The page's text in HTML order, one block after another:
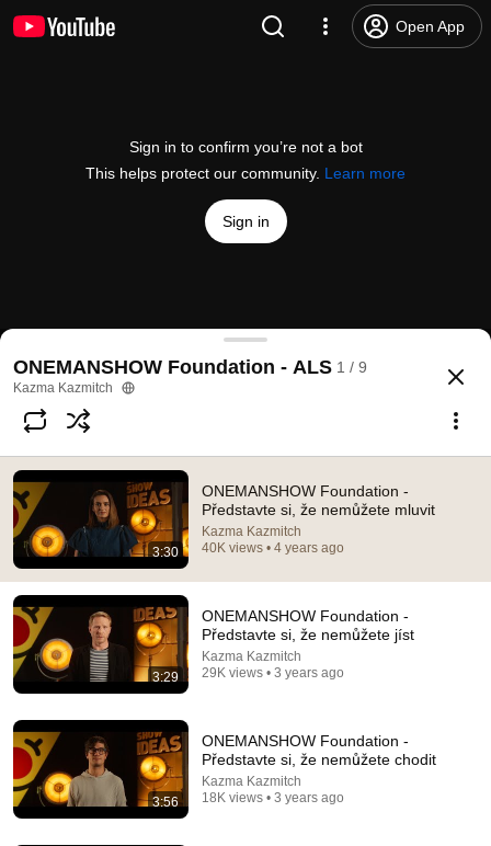
Open App
Sign in to confirm you’re not a bot
This helps protect our community. Learn more
Sign in
ONEMANSHOW Foundation - Představte si, že
@Kazmitch 2K likes
Subscribe
Comments 57
Comment...
ONEMANSHOW Foundation - ALS 1 / 9
Kazma Kazmitch
3:30
ONEMANSHOW Foundation -
Představte si, že nemůžete mluvit
Kazma Kazmitch
40K views • 4 years ago
3:29
ONEMANSHOW Foundation -
Představte si, že nemůžete jíst
Kazma Kazmitch
29K views • 3 years ago
3:56
ONEMANSHOW Foundation -
Představte si, že nemůžete chodit
Kazma Kazmitch
18K views • 3 years ago